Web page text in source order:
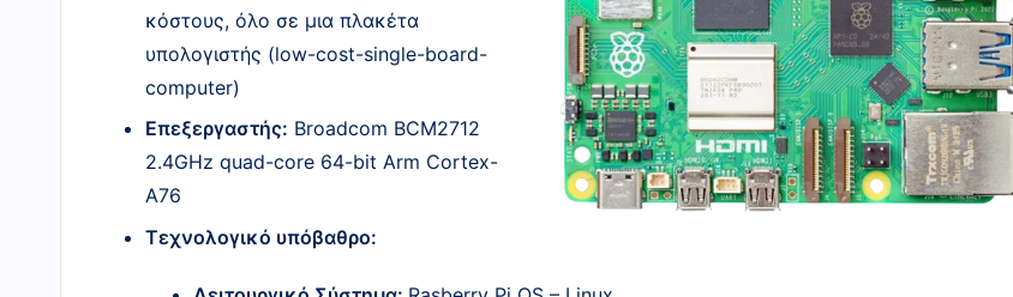
κόστους, όλο σε μια πλακέτα
υπολογιστής (low-cost-single-board-
computer)
Επεξεργαστής: Broadcom BCM2712
2.4GHz quad-core 64-bit Arm Cortex-
A76
Τεχνολογικό υπόβαθρο: